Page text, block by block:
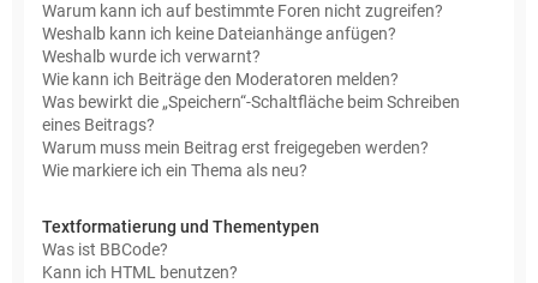
Warum kann ich auf bestimmte Foren nicht zugreifen?
Weshalb kann ich keine Dateianhänge anfügen?
Weshalb wurde ich verwarnt?
Wie kann ich Beiträge den Moderatoren melden?
Was bewirkt die „Speichern“-Schaltfläche beim Schreiben
eines Beitrags?
Warum muss mein Beitrag erst freigegeben werden?
Wie markiere ich ein Thema als neu?
Textformatierung und Thementypen
Was ist BBCode?
Kann ich HTML benutzen?